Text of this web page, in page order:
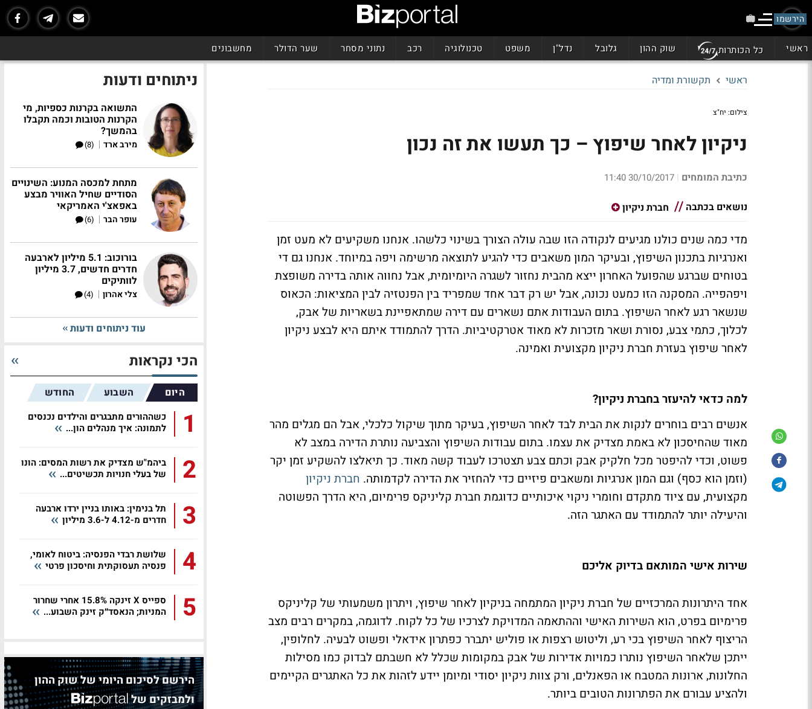
הירשמו
ראשי כל הכותרות שוק ההון גלובל נדל"ן משפט טכנולוגיה רכב נתוני מסחר שער הדולר מחשבונים
ראשי תקשורת ומדיה
צילום: יח"צ
ניקיון לאחר שיפוץ – כך תעשו את זה נכון
כתיבת המומחים |
30/10/2017 11:40
נושאים בכתבה חברת ניקיון
מדי כמה שנים כולנו מגיעים לנקודה הזו שבה עולה הצורך בשינוי כלשהו. אנחנו משקיעים לא מעט זמן
ואנרגיות בתכנון השיפוץ, ובעיקר המון משאבים כדי להגיע לתוצאה מרשימה ויפה במיוחד. אנחנו גם די
בטוחים שברגע שהפועל האחרון ייצא מהבית נחזור לשגרה היומיומית, אבל נחווה אותה בדירה משופצת
ויפהפייה. המסקנה הזו כמעט נכונה, אבל יש רק דבר אחד שמפריד בין הפנטזיה לבין המציאות: הכאוס
שנשאר רגע לאחר השיפוץ. בתום העבודות אתם נשארים עם דירה שמתאפיינת בשאריות של אבק,
לכלוך, כתמי צבע, נסורת ושאר מזכרות לא מאוד אטרקטיביות. הדרך להתמודד איתם היא לבצע ניקיון
לאחר שיפוץ בעזרת חברת ניקיון מקצועית ואמינה.
למה כדאי להיעזר בחברת ניקיון?
אנשים רבים בוחרים לנקות את הבית לבד לאחר השיפוץ, בעיקר מתוך שיקול כלכלי, אבל הם מגלים מהר
מאוד שהחיסכון לא באמת מצדיק את עצמו. בתום עבודות השיפוץ והצביעה נותרת הדירה במצב לא
פשוט, וכדי להיפטר מכל חלקיק אבק וכתם צבע תצטרכו לעבוד קשה מאוד. כך תיאלצו להשקיע זמן יקר
(וזמן הוא כסף) וגם המון אנרגיות ומשאבים פיזיים כדי להחזיר את הדירה לקדמותה. חברת ניקיון
מקצועית, עם ציוד מתקדם וחומרי ניקוי איכותיים כדוגמת חברת קליניקס פרימיום, היא הדרך הפשוטה
והיעילה יותר להתמודד עם האתגר הזה.
שירות אישי המותאם בדיוק אליכם
אחד היתרונות המרכזיים של חברת ניקיון המתמחה בניקיון לאחר שיפוץ, ויתרון משמעותי של קליניקס
פרימיום בפרט, הוא השירות האישי וההתאמה המדויקת לצרכיו של כל לקוח. לדוגמה, במקרים רבים מצב
הריצוף לאחר השיפוץ בכי רע, וליטוש רצפות או פוליש יתברר כפתרון אידאלי ופשוט לבעיה. לחלופין,
ייתכן שלאחר השיפוץ נותרו כמויות אדירות של אבק במקומות שכלל לא חשבתם לבדוק כמו מסילות
החלונות, ארונות המטבח או הפאנלים, ורק צוות ניקיון יסודי ומיומן יידע לזהות את כל האתגרים הקיימים
ולהציע עבורם את הפתרונות הטובים ביותר.
ניתוחים ודעות
התשואה בקרנות כספיות, מי
הקרנות הטובות וכמה תקבלו
בהמשך?
מירב ארד |
(8)
מתחת למכסה המנוע: השינויים
הסודיים שחיל האוויר מבצע
באפאצ'י האמריקאי
עופר הבר |
(6)
בורוכוב: 5.1 מיליון לארבעה
חדרים חדשים, 3.7 מיליון
לוותיקים
צלי אהרון |
(4)
עוד ניתוחים ודעות
הכי נקראות
היום השבוע החודש
1
כשההורים מתבגרים והילדים נכנסים
לתמונה: איך מנהלים הון...
2
ביהמ"ש מצדיק את רשות המסים: הונו
של בעלי חנויות תכשיטים...
3
תל בנימין: באותו בניין ירדו ארבעה
חדרים מ-4.12 ל-3.6 מיליון
4
שלושת רבדי הפנסיה: ביטוח לאומי,
פנסיה תעסוקתית וחיסכון פרטי
5
ספייס X זינקה 15.8% אחרי שחרור
המניות; הנאסד״ק זינק השבוע...
הירשם לסיכום היומי של שוק ההון
ולמבזקים של